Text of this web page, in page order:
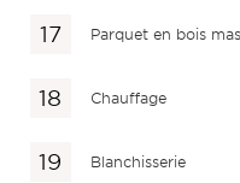
Parquet en bois
Chauffage
Blanchisserie